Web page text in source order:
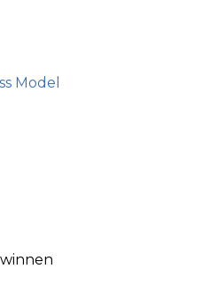
Model